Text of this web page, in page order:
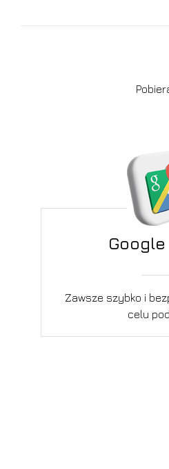
Zawsze szybko i
celu